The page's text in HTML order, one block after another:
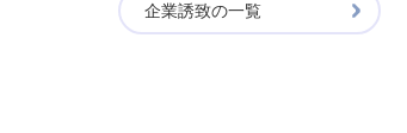
企業誘致の一覧